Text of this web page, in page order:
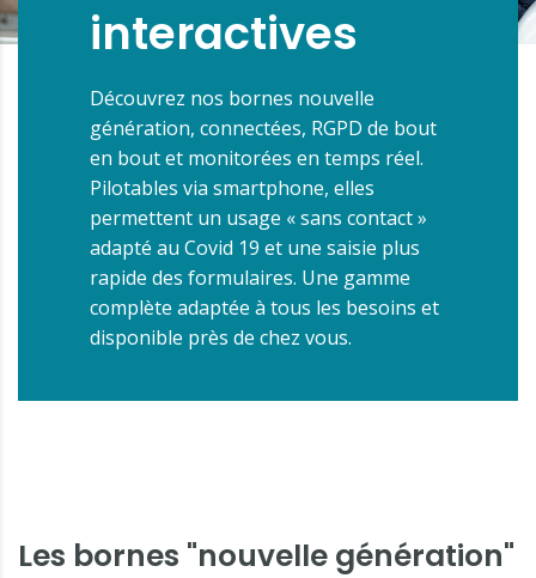
interactives
Découvrez nos bornes nouvelle
génération, connectées, RGPD de bout
en bout et monitorées en temps réel.
Pilotables via smartphone, elles
permettent un usage « sans contact »
adapté au Covid 19 et une saisie plus
rapide des formulaires. Une gamme
complète adaptée à tous les besoins et
disponible près de chez vous.
Les bornes "nouvelle génération"